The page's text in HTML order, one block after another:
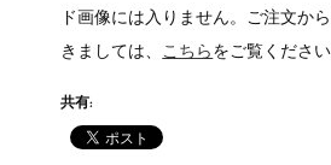
ド画像には入りません。ご注文か
きましては、
こちらをご覧ください
共有: